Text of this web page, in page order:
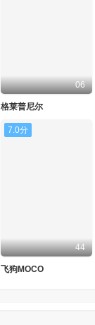
06
格莱普尼尔
7.0分
44
飞狗MOCO